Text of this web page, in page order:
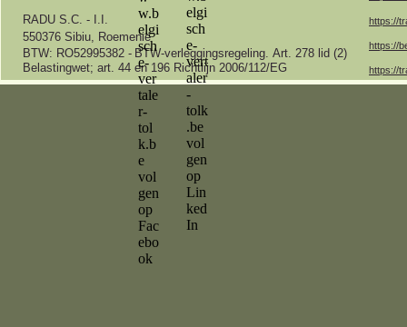
https://
https://
https://
RADU S.C. - I.I.
550376 Sibiu, Roemenië
BTW: RO52995382 - BTW-verleggingsregeling. Art. 278 lid (2)
Belastingwet; art. 44 en 196 Richtlijn 2006/112/EG